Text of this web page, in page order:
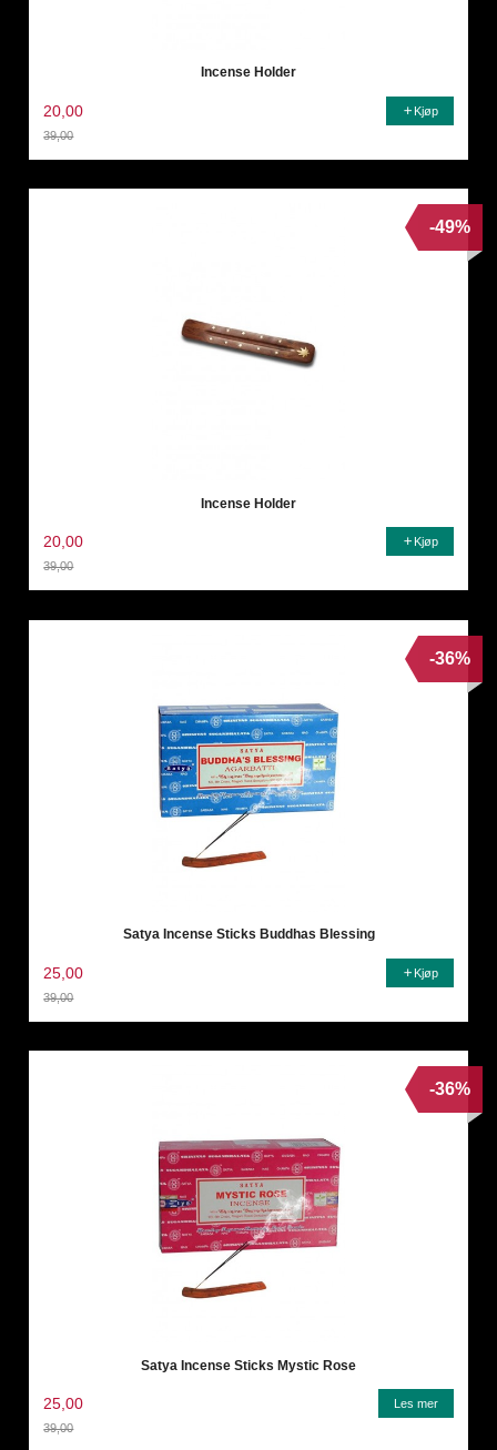
Incense Holder
20,00
39,00
Kjøp
Incense Holder
20,00
39,00
Rabatt
-49%
Kjøp
Satya Incense Sticks Buddhas Blessing
25,00
39,00
-36%
Kjøp
Satya Incense Sticks Mystic Rose
25,00
39,00
-36%
Les mer